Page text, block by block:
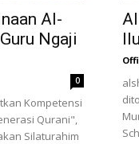
Al-
Ngaji
0
Kompetensi
Qurani",
Silaturahim